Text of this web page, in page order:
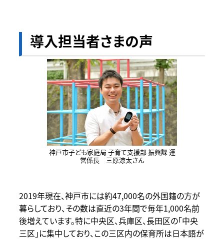
導入担当者さまの声
神戸市子ども家庭局 子育て支援部 振興課 運
営係長 三原涼太さん
2019年現在、神戸市には約47,000名の外国籍の方が
暮らしており、その数は直近の3年間で毎年1,000名前
後増えています。特に中央区、兵庫区、長田区の「中央
三区」に集中しており、この三区内の保育所は日本語が